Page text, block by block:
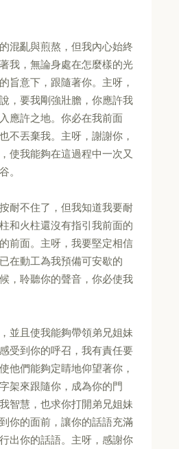
混亂與煎熬，但我內心始終
我，無論身處在怎麼樣的光
旨意下，跟隨著你。主呀，
，要我剛強壯膽，你應許我
應許之地。你必在我前面
不丟棄我。主呀，謝謝你，
使我能夠在這過程中一次又
。
耐不住了，但我知道我要耐
和火柱還沒有指引我前面的
前面。主呀，我要堅定相信
在動工為我預備可安歇的
，聆聽你的聲音，你必使我
並且使我能夠帶領弟兄姐妹
受到你的呼召，我有責任要
他們能夠定睛地仰望著你，
架來跟隨你，成為你的門
智慧，也求你打開弟兄姐妹
你的面前，讓你的話語充滿
出你的話語。主呀，感謝你